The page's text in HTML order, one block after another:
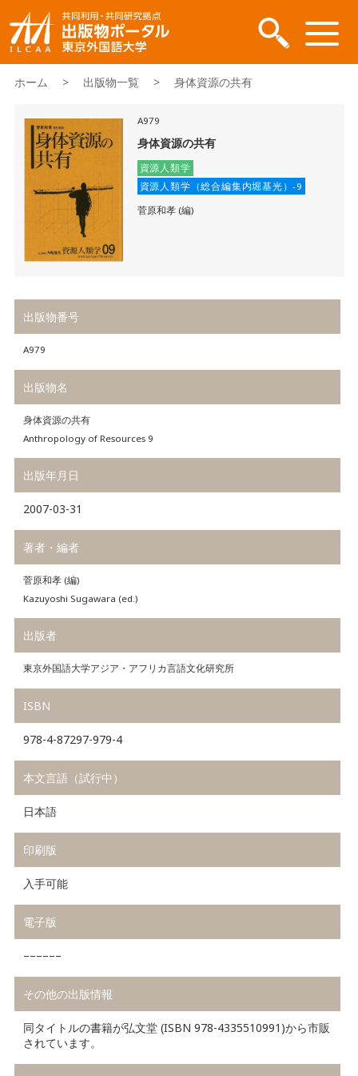
ホーム > 出版物一覧 > 身体資源の共有
A979
身体資源の共有
資源人類学
資源人類学（総合編集内堀基光）-9
菅原和孝 (編)
出版物番号
A979
出版物名
身体資源の共有
Anthropology of Resources 9
出版年月日
2007-03-31
著者・編者
菅原和孝 (編)
Kazuyoshi Sugawara (ed.)
出版者
東京外国語大学アジア・アフリカ言語文化研究所
ISBN
978-4-87297-979-4
本文言語（試行中）
日本語
印刷版
入手可能
電子版
––––––
その他の出版情報
同タイトルの書籍が弘文堂 (ISBN 978-4335510991)から市販
されています。